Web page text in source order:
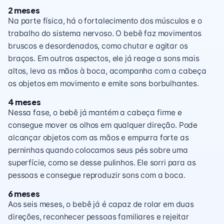
2 meses
Na parte física, há o fortalecimento dos músculos e o
trabalho do sistema nervoso. O bebê faz movimentos
bruscos e desordenados, como chutar e agitar os
braços. Em outros aspectos, ele já reage a sons mais
altos, leva as mãos à boca, acompanha com a cabeça
os objetos em movimento e emite sons borbulhantes.
4 meses
Nessa fase, o bebê já mantém a cabeça firme e
consegue mover os olhos em qualquer direção. Pode
alcançar objetos com as mãos e empurra forte as
perninhas quando colocamos seus pés sobre uma
superfície, como se desse pulinhos. Ele sorri para as
pessoas e consegue reproduzir sons com a boca.
6 meses
Aos seis meses, o bebê já é capaz de rolar em duas
direções, reconhecer pessoas familiares e rejeitar